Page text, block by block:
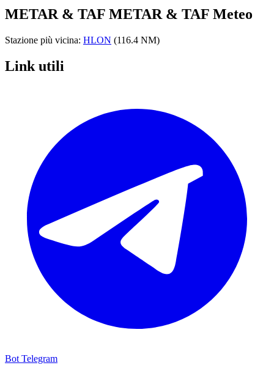
METAR & TAF METAR & TAF Meteo
Stazione più vicina: HLON (116.4 NM)
Link utili
Bot Telegram